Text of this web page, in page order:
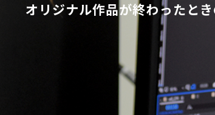
オリジナル作品が終わったと